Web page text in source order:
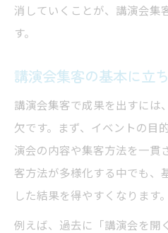
消していくことが、講演会集
す。
講演会集客の基本に立
講演会集客で成果を出すには
欠です。まず、イベントの目
演会の内容や集客方法を一貫
客方法が多様化する中でも、
した結果を得やすくなります。
例えば、過去に「講演会を開